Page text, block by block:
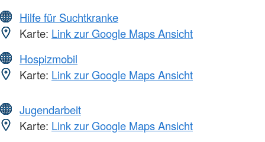
Hilfe für Suchtkranke
Karte: Link zur Google Maps Ansicht
Hospizmobil
Karte: Link zur Google Maps Ansicht
Jugendarbeit
Karte: Link zur Google Maps Ansicht